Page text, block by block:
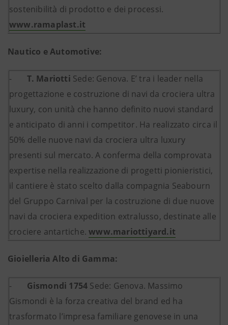
sostenibilità di prodotto e dei processi.
www.ramaplast.it
Nautico e Automotive:
- T. Mariotti Sede: Genova. E’ tra i leader nella
progettazione e costruzione di navi da crociera ultra
luxury, con unità che hanno definito nuovi standard
e anticipato di anni i competitor. Ha realizzato circa il
50% delle nuove navi da crociera ultra luxury
presenti sul mercato. A conferma della comprovata
expertise nella realizzazione di progetti pionieristici,
il cantiere è stato scelto dalla compagnia Seabourn
del Gruppo Carnival per la costruzione di due nuove
navi da crociera expedition extralusso, destinate alle
crociere antartiche.www.mariottiyard.it
Gioielleria Alto di Gamma:
- Gismondi 1754 Sede: Genova. Massimo
Gismondi è la forza creativa del brand ed ha
trasformato l’impresa familiare genovese in una